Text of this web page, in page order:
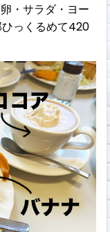
・サラダ・ヨー
っくるめて420